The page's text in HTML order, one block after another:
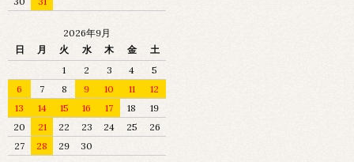
2026年9月
日
月 火 水 木 金
土
1
2 3 4
5
6
7 8 9 10 11
12
13
14 15 16 17 18
19
20
21 22 23 24 25
26
27
28 29 30